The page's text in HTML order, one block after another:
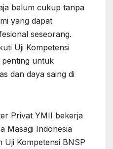
belum cukup tanpa
yang dapat
seseorang.
Uji Kompetensi
penting untuk
dan daya saing di
Privat YMII bekerja
Masagi Indonesia
Kompetensi BNSP